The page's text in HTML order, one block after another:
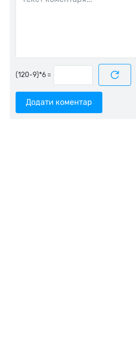
=
Додати коментар